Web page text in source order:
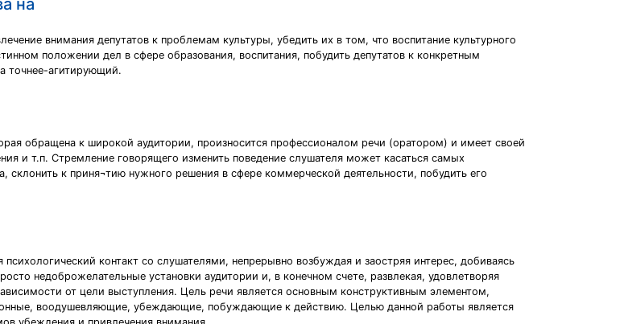
на
внимания депутатов к проблемам культуры, убедить их в том, что воспитание культурного
положении дел в сфере образования, воспитания, побудить депутатов к конкретным
точнее-агитирующий.
обращена к широкой аудитории, произносится профессионалом речи (оратором) и имеет своей
и т.п. Стремление говорящего изменить поведение слушателя может касаться самых
склонить к приня¬тию нужного решения в сфере коммерческой деятельности, побудить его
контакт со слушателями, непрерывно возбуждая и заостряя интерес, добиваясь
недоброжелательные установки аудитории и, в конечном счете, развлекая, удовлетворяя
от цели выступления. Цель речи является основным конструктивным элементом,
воодушевляющие, убеждающие, побуждающие к действию. Целью данной работы является